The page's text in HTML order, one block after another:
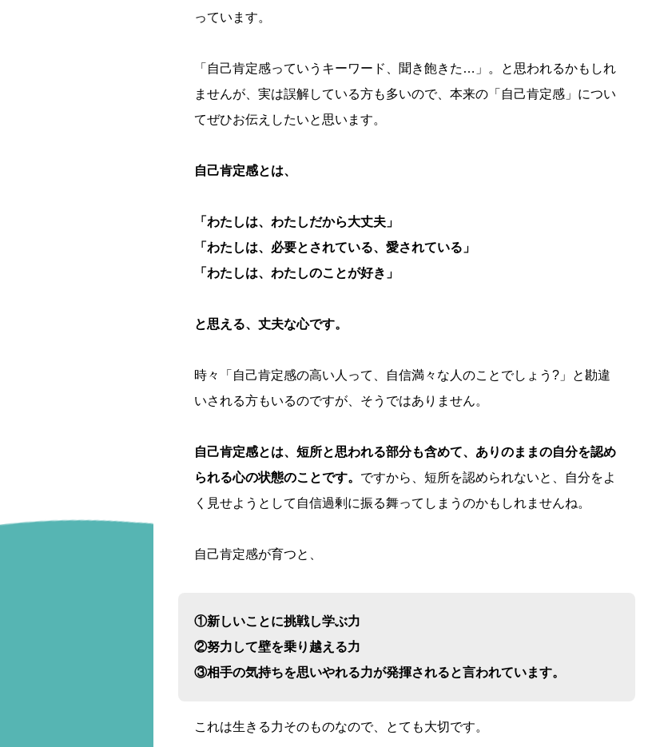
っています。
「自己肯定感っていうキーワード、聞き飽きた…」。と思われるかもしれ
ませんが、実は誤解している方も多いので、本来の「自己肯定感」につい
てぜひお伝えしたいと思います。
自己肯定感とは、
「わたしは、わたしだから大丈夫」
「わたしは、必要とされている、愛されている」
「わたしは、わたしのことが好き」
と思える、丈夫な心です。
時々「自己肯定感の高い人って、自信満々な人のことでしょう?」と勘違
いされる方もいるのですが、そうではありません。
自己肯定感とは、短所と思われる部分も含めて、ありのままの自分を認め
られる心の状態のことです。 ですから、短所を認められないと、自分をよ
く見せようとして自信過剰に振る舞ってしまうのかもしれませんね。
自己肯定感が育つと、
①新しいことに挑戦し学ぶ力
②努力して壁を乗り越える力
③相手の気持ちを思いやれる力が発揮されると言われています。
これは生きる力そのものなので、とても大切です。